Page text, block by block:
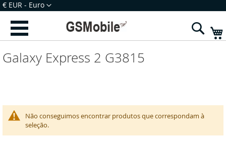
Ir
para
Conteúdo
Moeda
€ EUR - Euro
Galaxy Express 2 G3815
Não conseguimos encontrar produtos que correspondam à
seleção.